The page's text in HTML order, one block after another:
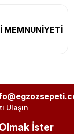
MEMNUNİYETİ
Ulaşın
İster